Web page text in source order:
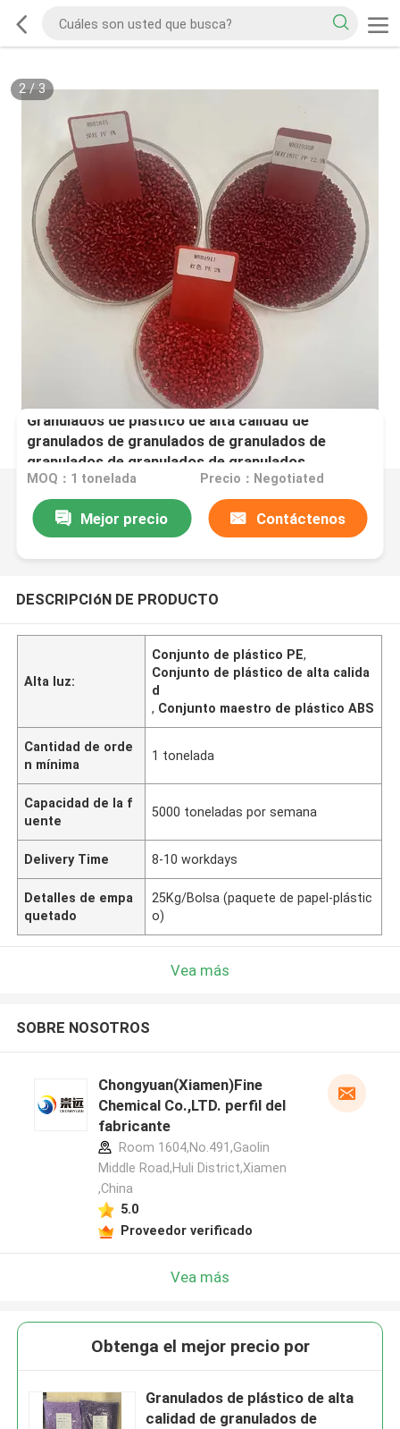
2/3
Granulados de plástico de alta calidad de
granulados de granulados de granulados de
granulados de granulados de granulados
MOQ：1 tonelada Precio：Negotiated
Mejor precio Contáctenos
DESCRIPCIóN DE PRODUCTO
Alta luz:
Conjunto de plástico PE,
Conjunto de plástico de alta calida
d
, Conjunto maestro de plástico ABS
Cantidad de orde
n mínima
1 tonelada
Capacidad de la f
uente
5000 toneladas por semana
Delivery Time 8-10 workdays
Detalles de empa
quetado
25Kg/Bolsa (paquete de papel-plástic
o)
Vea más
SOBRE NOSOTROS
Chongyuan(Xiamen)Fine
Chemical Co.,LTD. perfil del
fabricante
Room 1604,No.491,Gaolin
Middle Road,Huli District,Xiamen
,China
5.0
Proveedor verificado
Vea más
Obtenga el mejor precio por
Granulados de plástico de alta
calidad de granulados de